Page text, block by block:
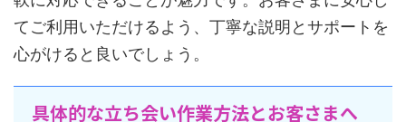
てご利用いただけるよう、丁寧な説明とサポートを
心がけると良いでしょう。
具体的な立ち会い作業方法とお客さまへ